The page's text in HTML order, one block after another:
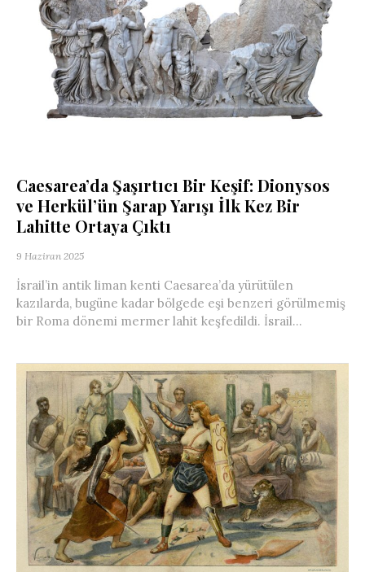
Caesarea’da Şaşırtıcı Bir Keşif: Dionysos
ve Herkül’ün Şarap Yarışı İlk Kez Bir
Lahitte Ortaya Çıktı
9 Haziran 2025
İsrail’in antik liman kenti Caesarea’da yürütülen
kazılarda, bugüne kadar bölgede eşi benzeri görülmemiş
bir Roma dönemi mermer lahit keşfedildi. İsrail...